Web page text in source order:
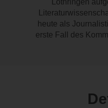
Lothringen
heute als
erste Fall des